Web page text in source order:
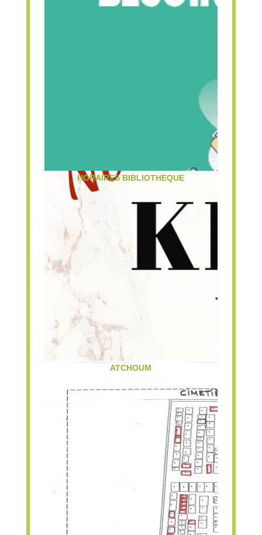
HORAIRES BIBLIOTHEQUE
ATCHOUM